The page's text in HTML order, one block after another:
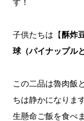
す！
子供たちは【酥炸
球（パイナップル
この二品は魯肉飯
ちは静かになりま
生懸命ご飯を食べ